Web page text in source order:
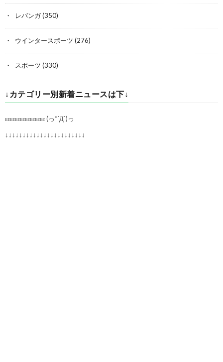
レバンガ(350)
ウインタースポーツ (276)
スポーツ (330)
↓カテゴリー別新着ニュースは下↓
εεεεεεεεεεεεεεεε (っ*´Д`)っ
↓↓↓↓↓↓↓↓↓↓↓↓↓↓↓↓↓↓↓↓↓↓↓